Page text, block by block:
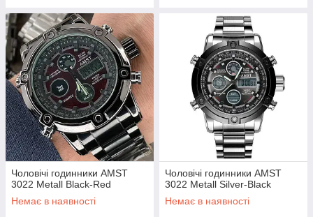
Чоловічі годинники AMST
3022 Metall Black-Red
Немає в наявності
Чоловічі годинники AMST
3022 Metall Silver-Black
Немає в наявності